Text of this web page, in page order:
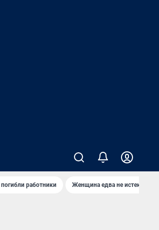
работники Женщина едва не истекла